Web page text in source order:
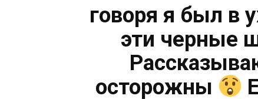
говоря я был в
эти черные
осторожны